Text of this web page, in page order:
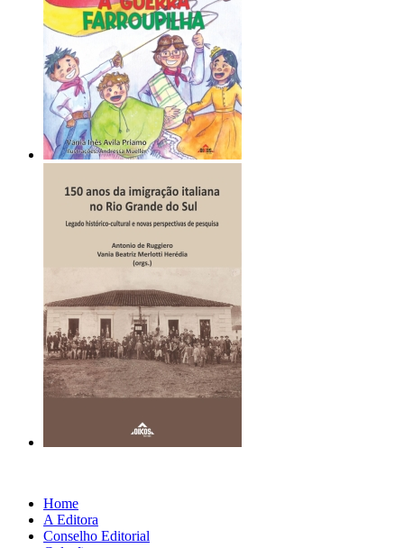
Home
A Editora
Conselho Editorial